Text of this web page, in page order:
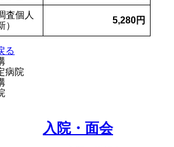
査個人
5,280円
病院
⼊院・⾯会